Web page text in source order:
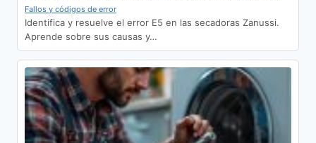
Fallos y códigos de error
Identifica y resuelve el error E5 en las secadoras Zanussi.
Aprende sobre sus causas y…